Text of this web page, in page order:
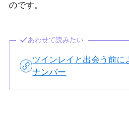
のです。
あわせて読みたい
ツインレイと出会う前に
ナンバー